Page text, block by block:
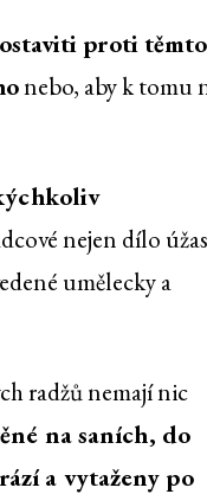
proti těmto
nebo, aby k tomu
nejen dílo
umělecky a
radžů nemají nic
na saních, do
a vytaženy po